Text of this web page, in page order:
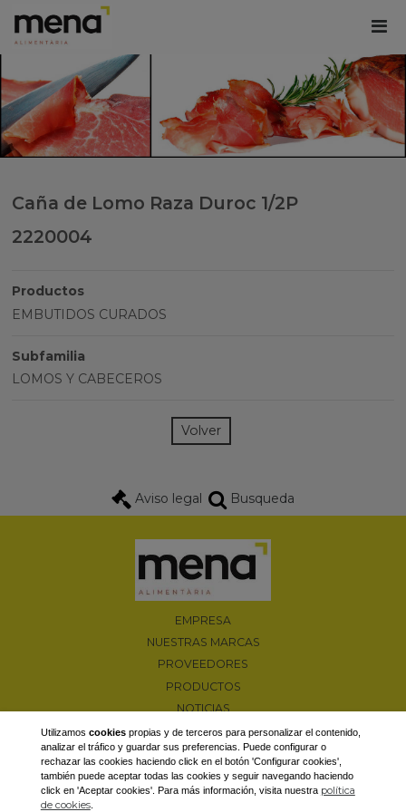
Caña de Lomo Raza Duroc 1/2P
2220004
Productos
EMBUTIDOS CURADOS
Subfamilia
LOMOS Y CABECEROS
Volver
Aviso legal Busqueda
EMPRESA
NUESTRAS MARCAS
PROVEEDORES
PRODUCTOS
NOTICIAS
PROMOCIONES
CONTACTAR
Camí d'Albesa, s/n 25600 Balaguer (Lleida)
Utilizamos cookiespropias y de terceros para personalizar el contenido,
analizar el tráfico y guardar sus preferencias. Puede configurar o
rechazar las cookies haciendo click en el botón 'Configurar cookies',
también puede aceptar todas las cookies y seguir navegando haciendo
click en 'Aceptar cookies'. Para más información, visita nuestra política
de cookies.